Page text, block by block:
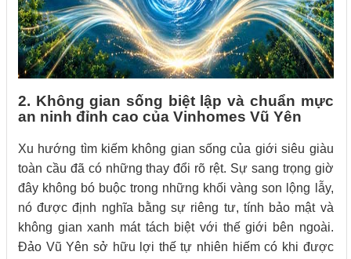
2. Không gian sống biệt lập và chuẩn mực
an ninh đỉnh cao của Vinhomes Vũ Yên
Xu hướng tìm kiếm không gian sống của giới siêu giàu
toàn cầu đã có những thay đổi rõ rệt. Sự sang trọng giờ
đây không bó buộc trong những khối vàng son lộng lẫy,
nó được định nghĩa bằng sự riêng tư, tính bảo mật và
không gian xanh mát tách biệt với thế giới bên ngoài.
Đảo Vũ Yên sở hữu lợi thế tự nhiên hiếm có khi được